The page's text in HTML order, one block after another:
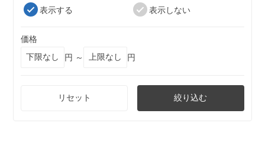
表示する
表示しない
価格
円 ～
円
リセット 絞り込む